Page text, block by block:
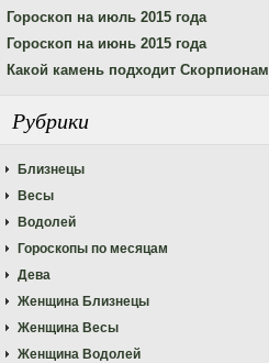
Гороскоп на июль 2015 года
Гороскоп на июнь 2015 года
Какой камень подходит Скорпионам
Рубрики
Близнецы
Весы
Водолей
Гороскопы по месяцам
Дева
Женщина Близнецы
Женщина Весы
Женщина Водолей